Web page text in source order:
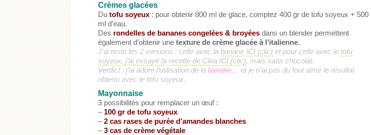
Crèmes glacées
Dutofu soyeux : pour obtenir 800 ml de glace, comptez 400 gr de tofu soyeux + 500
ml d’eau.
Des rondelles de bananes congelées & broyées dans un blender permettent
également d’obtenir unetexture de crème glacée à l’italienne.
J’ai testé les 2 versions : celle avec labanane ICI (clic) et pour celle avec le tofu
soyeux, j’ai essayé la recette de Cléa ICI (clic), mais sans chocolat.
Verdict : j’ai adoré l’utilisation de labanane… et je n’ai pas du tout aimé le résultat
obtenu avec le tofu soyeux.
Mayonnaise
3 possibilités pour remplacer un œuf:
– 100 gr de tofu soyeux
–2 cas rases de purée d’amandes blanches
–3 cas de crème végétale